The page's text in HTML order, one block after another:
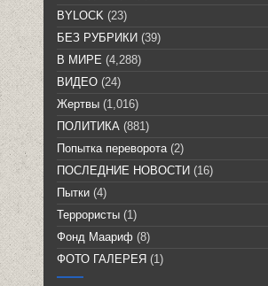
BYLOCK (23)
БЕЗ РУБРИКИ (39)
В МИРЕ (4,288)
ВИДЕО (24)
Жертвы (1,016)
ПОЛИТИКА (881)
Попытка переворота(2)
ПОСЛЕДНИЕ НОВОСТИ (16)
Пытки (4)
Террористы (1)
Фонд Маариф (8)
ФОТО ГАЛЕРЕЯ (1)